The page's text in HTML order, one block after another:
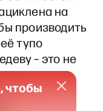
на
производить
тупо
– это не
чтобы